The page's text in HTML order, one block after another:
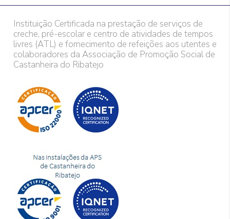
Instituição Certificada na prestação de serviços de
creche, pré-escolar e centro de atividades de tempos
livres (ATL) e fornecimento de refeições aos utentes e
colaboradores da Associação de Promoção Social de
Castanheira do Ribatejo